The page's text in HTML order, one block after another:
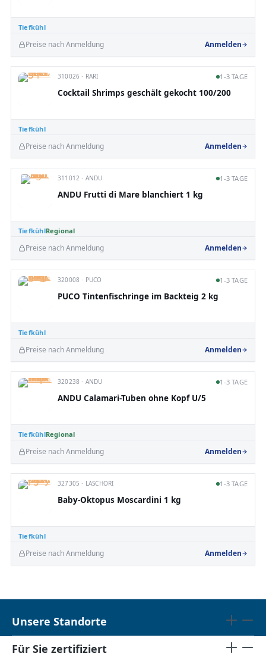
Tiefkühl
Preise nach Anmeldung Anmelden
Tiefkühl
310026 · RARI 1-3 TAGE
Cocktail Shrimps geschält gekocht 100/200
Preise nach Anmeldung Anmelden
TiefkühlRegional
311012 · ANDU 1-3 TAGE
ANDU Frutti di Mare blanchiert 1 kg
Preise nach Anmeldung Anmelden
Tiefkühl
320008 · PUCO 1-3 TAGE
PUCO Tintenfischringe im Backteig 2 kg
Preise nach Anmeldung Anmelden
TiefkühlRegional
320238 · ANDU 1-3 TAGE
ANDU Calamari-Tuben ohne Kopf U/5
Preise nach Anmeldung Anmelden
Tiefkühl
327305 · LASCHORI 1-3 TAGE
Baby-Oktopus Moscardini 1 kg
Preise nach Anmeldung Anmelden
Unsere Standorte
Für Sie zertifiziert